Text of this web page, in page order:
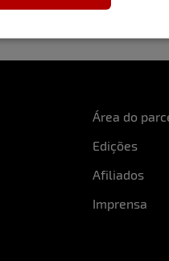
Área do
Edições
Afiliados
Imprensa